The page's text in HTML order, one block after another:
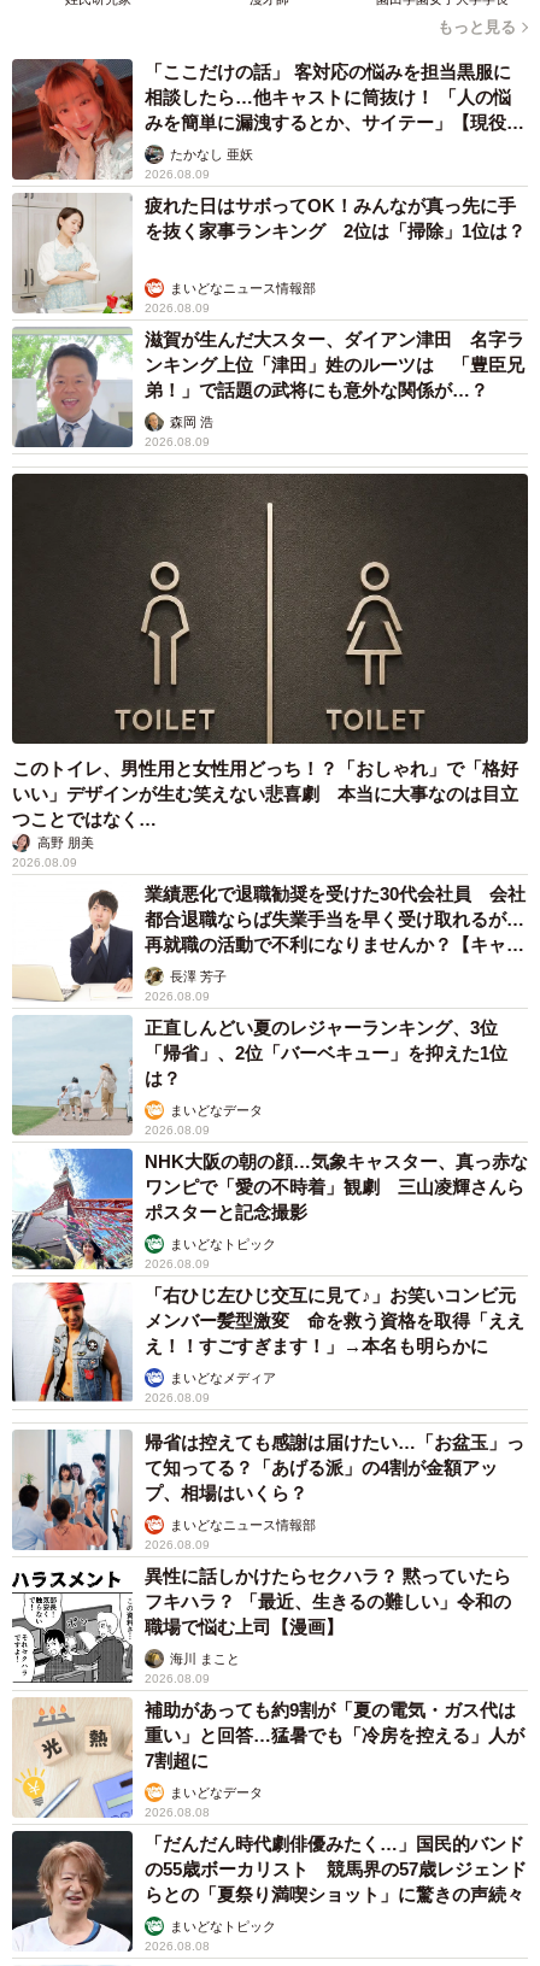
もっと見る
「ここだけの話」 客対応の悩みを担当黒服に
相談したら…他キャストに筒抜け！ 「人の悩
みを簡単に漏洩するとか、サイテー」【現役キ
ャストに取材】
たかなし 亜妖
2026.08.09
疲れた日はサボってOK！みんなが真っ先に手
を抜く家事ランキング 2位は「掃除」1位は？
まいどなニュース情報部
2026.08.09
滋賀が生んだ大スター、ダイアン津田 名字ラ
ンキング上位「津田」姓のルーツは 「豊臣兄
弟！」で話題の武将にも意外な関係が…？
森岡 浩
2026.08.09
このトイレ、男性用と女性用どっち！？「おしゃれ」で「格好
いい」デザインが生む笑えない悲喜劇 本当に大事なのは目立
つことではなく…
高野 朋美
2026.08.09
業績悪化で退職勧奨を受けた30代会社員 会社
都合退職ならば失業手当を早く受け取れるが…
再就職の活動で不利になりませんか？【キャリ
アカウンセラーが解説】
長澤 芳子
2026.08.09
正直しんどい夏のレジャーランキング、3位
「帰省」、2位「バーベキュー」を抑えた1位
は？
まいどなデータ
2026.08.09
NHK大阪の朝の顔…気象キャスター、真っ赤な
ワンピで「愛の不時着」観劇 三山凌輝さんら
ポスターと記念撮影
まいどなトピック
2026.08.09
「右ひじ左ひじ交互に見て♪」お笑いコンビ元
メンバー髪型激変 命を救う資格を取得「ええ
え！！すごすぎます！」→本名も明らかに
まいどなメディア
2026.08.09
帰省は控えても感謝は届けたい…「お盆玉」っ
て知ってる？「あげる派」の4割が金額アッ
プ、相場はいくら？
まいどなニュース情報部
2026.08.09
異性に話しかけたらセクハラ？ 黙っていたら
フキハラ？ 「最近、生きるの難しい」令和の
職場で悩む上司【漫画】
海川 まこと
2026.08.09
補助があっても約9割が「夏の電気・ガス代は
重い」と回答…猛暑でも「冷房を控える」人が
7割超に
まいどなデータ
2026.08.08
「だんだん時代劇俳優みたく…」国民的バンド
の55歳ボーカリスト 競馬界の57歳レジェンド
らとの「夏祭り満喫ショット」に驚きの声続々
まいどなトピック
2026.08.08